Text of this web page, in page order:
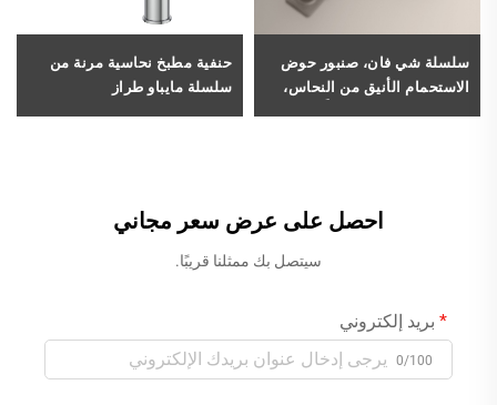
سلسلة شي فان، صنبور حوض
الاستحمام الأنيق من النحاس،
حنفية مطبخ نحاسية مرنة من
سلسلة مايباو طراز
احصل على عرض سعر مجاني
سيتصل بك ممثلنا قريبًا.
بريد إلكتروني
0/100